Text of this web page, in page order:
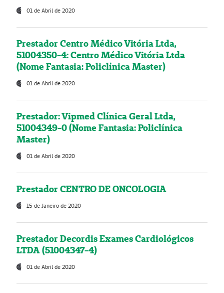
01 de Abril de 2020
Prestador Centro Médico Vitória Ltda,
51004350-4: Centro Médico Vitória Ltda
(Nome Fantasia: Policlínica Master)
01 de Abril de 2020
Prestador: Vipmed Clínica Geral Ltda,
51004349-0 (Nome Fantasia: Policlínica
Master)
01 de Abril de 2020
Prestador CENTRO DE ONCOLOGIA
15 de Janeiro de 2020
Prestador Decordis Exames Cardiológicos
LTDA (51004347-4)
01 de Abril de 2020